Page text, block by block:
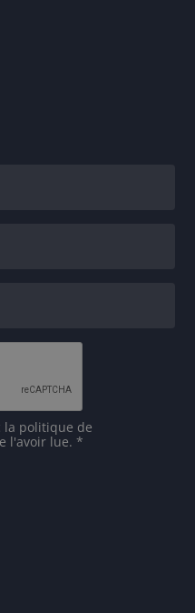
la politique de
l'avoir lue. *